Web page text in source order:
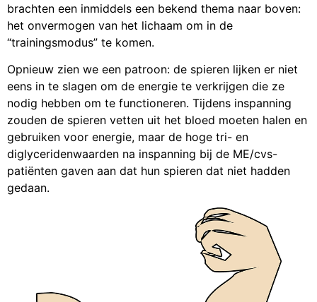
brachten een inmiddels een bekend thema naar boven:
het onvermogen van het lichaam om in de
“trainingsmodus” te komen.
Opnieuw zien we een patroon: de spieren lijken er niet
eens in te slagen om de energie te verkrijgen die ze
nodig hebben om te functioneren. Tijdens inspanning
zouden de spieren vetten uit het bloed moeten halen en
gebruiken voor energie, maar de hoge tri- en
diglyceridenwaarden na inspanning bij de ME/cvs-
patiënten gaven aan dat hun spieren dat niet hadden
gedaan.